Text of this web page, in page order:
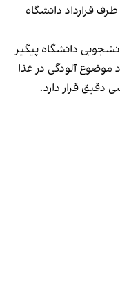
قرارداد دانشگاه
دانشگاه پیگیر
آلودگی در غذا
دقیق قرار دارد.